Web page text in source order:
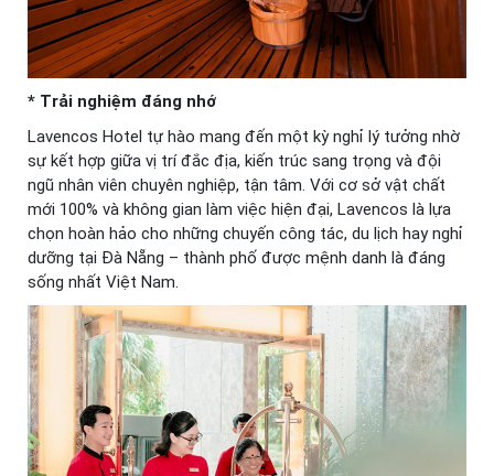
* Trải nghiệm đáng nhớ
Lavencos Hotel tự hào mang đến một kỳ nghỉ lý tưởng nhờ
sự kết hợp giữa vị trí đắc địa, kiến trúc sang trọng và đội
ngũ nhân viên chuyên nghiệp, tận tâm. Với cơ sở vật chất
mới 100% và không gian làm việc hiện đại, Lavencos là lựa
chọn hoàn hảo cho những chuyến công tác, du lịch hay nghỉ
dưỡng tại Đà Nẵng – thành phố được mệnh danh là đáng
sống nhất Việt Nam.